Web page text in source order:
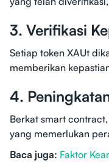
3. Verifikasi
Setiap token XAUt
memberikan
4.
Berkat smart
yang memerlukan
Baca juga: Faktor